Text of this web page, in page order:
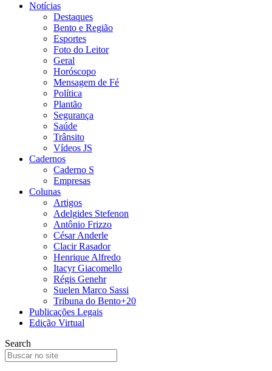
Notícias
Destaques
Bento e Região
Esportes
Foto do Leitor
Geral
Horóscopo
Mensagem de Fé
Política
Plantão
Segurança
Saúde
Trânsito
Vídeos JS
Cadernos
Caderno S
Empresas
Colunas
Artigos
Adelgides Stefenon
Antônio Frizzo
César Anderle
Clacir Rasador
Henrique Alfredo
Itacyr Giacomello
Régis Genehr
Suelen Marco Sassi
Tribuna do Bento+20
Publicações Legais
Edição Virtual
Search